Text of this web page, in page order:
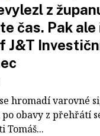
z
čas. Pak
J&T
hromadí varovné
obavy z přehřátí
Tomáš...